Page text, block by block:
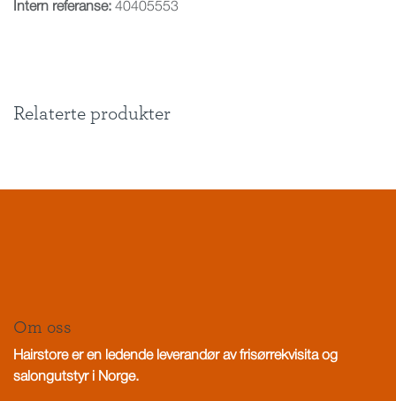
Intern referanse: 40405553
Relaterte produkter
Om oss
Hairstore er en ledende leverandør av frisørrekvisita og
salongutstyr i Norge.